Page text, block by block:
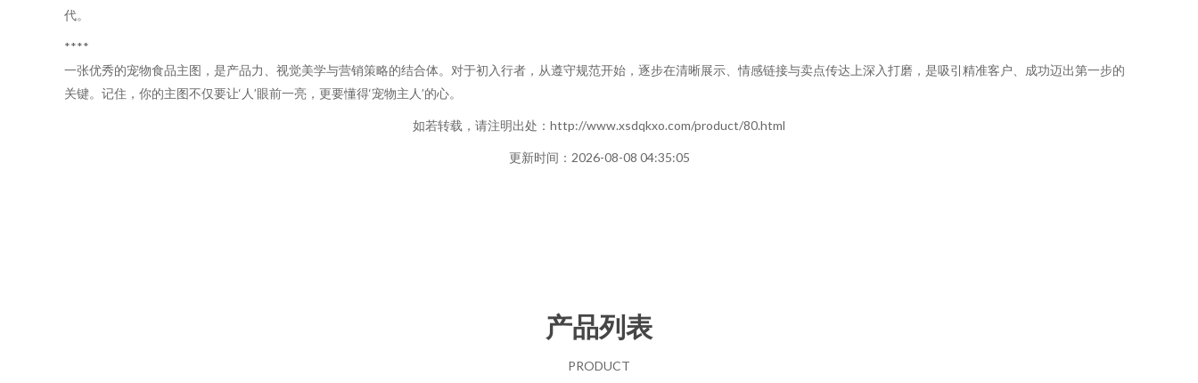
代。
****
一张优秀的宠物食品主图，是产品力、视觉美学与营销策略的结合体。对于初入行者，从遵守规范开始，逐步在清晰展示、情感链接与卖点传达上深入打磨，是吸引精准客户、成功迈出第一步的
关键。记住，你的主图不仅要让‘人’眼前一亮，更要懂得‘宠物主人’的心。
如若转载，请注明出处：http://www.xsdqkxo.com/product/80.html
更新时间：2026-08-08 04:35:05
产品列表
PRODUCT